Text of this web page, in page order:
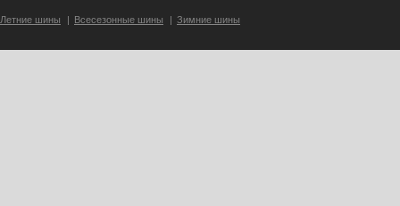
Летние шины | Всесезонные шины | Зимние шины